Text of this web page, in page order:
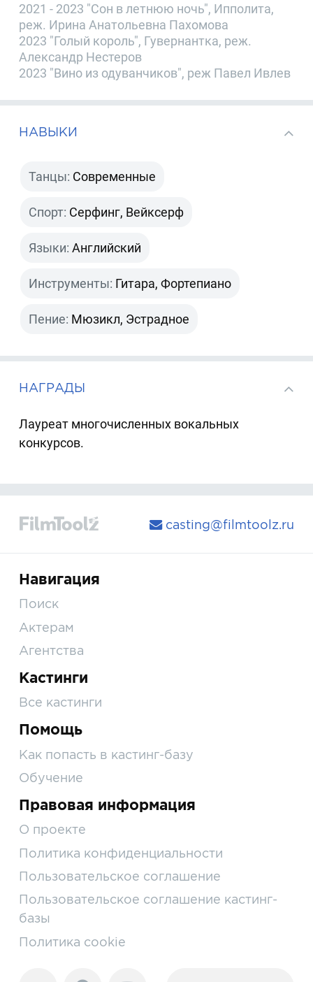
2021 - 2023 "Сон в летнюю ночь", Ипполита,
реж. Ирина Анатольевна Пахомова
2023 "Голый король", Гувернантка, реж.
Александр Нестеров
2023 "Вино из одуванчиков", реж Павел Ивлев
НАВЫКИ
Танцы: Современные
Спорт: Серфинг, Вейксерф
Языки: Английский
Инструменты: Гитара, Фортепиано
Пение: Мюзикл, Эстрадное
НАГРАДЫ
Лауреат многочисленных вокальных
конкурсов.
casting@filmtoolz.ru
Навигация
Поиск
Актерам
Агентства
Кастинги
Все кастинги
Помощь
Как попасть в кастинг-базу
Обучение
Правовая информация
О проекте
Политика конфиденциальности
Пользовательское соглашение
Пользовательское соглашение кастинг-
базы
Политика cookie